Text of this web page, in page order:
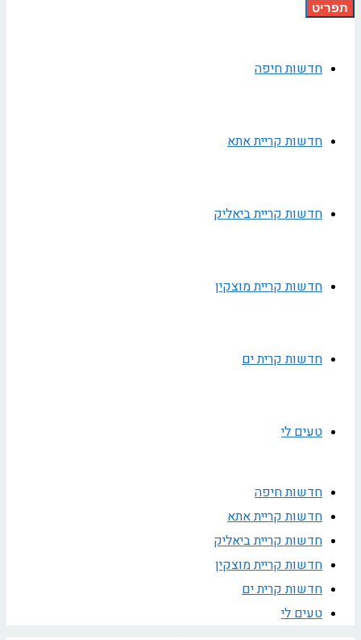
תפריט
חדשות חיפה
חדשות קריית אתא
חדשות קריית ביאליק
חדשות קריית מוצקין
חדשות קרית ים
טעים לי
חדשות חיפה
חדשות קריית אתא
חדשות קריית ביאליק
חדשות קריית מוצקין
חדשות קרית ים
טעים לי